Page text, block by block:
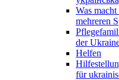
Was
mehreren
der
Helfen
für